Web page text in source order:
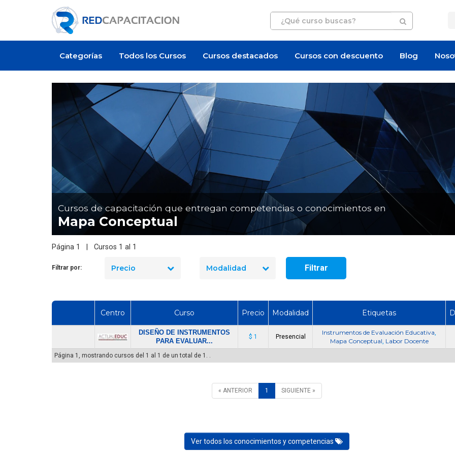
Categorías Todos los Cursos Cursos destacados Cursos con descuento Blog
Cursos de capacitación que entregan competencias o conocimientos en
Mapa Conceptual
Página 1 | Cursos 1 al 1
Filtrar por: Precio Modalidad Filtrar
Centro Curso Precio Modalidad Etiquetas
DISEÑO DE INSTRUMENTOS
PARA EVALUAR...
$ 1 Presencial
Instrumentos de Evaluación Educativa,
Mapa Conceptual, Labor Docente
Página 1, mostrando cursos del 1 al 1 de un total de 1. .
« ANTERIOR 1 SIGUIENTE »
Ver todos los conocimientos y competencias
cuesta certificarse en
industrial en Chile
El precio real de los
¿Cuánto cuesta un curso de
manejo de extintores en Chile
en 2026? Precios reales y qué
incluye cada opción
¿Cuánto dura un curso de uso
Cómo Ser